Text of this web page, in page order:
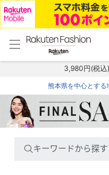
menu home
トップ
3,980円(税込
熊本県を中心とす
キーワードから探す